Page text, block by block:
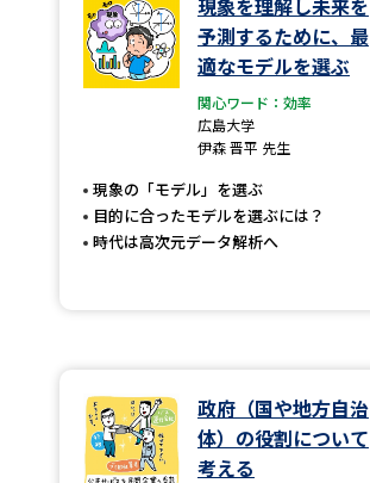
現象を理解し未来を
予測するために、最
適なモデルを選ぶ
関心ワード：効率
広島大学
伊森 晋平 先生
現象の「モデル」を選ぶ
目的に合ったモデルを選ぶには？
時代は高次元データ解析へ
政府（国や地方自治
体）の役割について
考える